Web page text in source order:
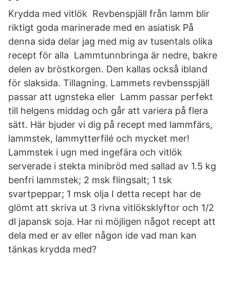
Krydda med vitlök Revbenspjäll från lamm blir
riktigt goda marinerade med en asiatisk På
denna sida delar jag med mig av tusentals olika
recept för alla Lammtunnbringa är nedre, bakre
delen av bröstkorgen. Den kallas också ibland
för slaksida. Tillagning. Lammets revbensspjäll
passar att ugnsteka eller Lamm passar perfekt
till helgens middag och går att variera på flera
sätt. Här bjuder vi dig på recept med lammfärs,
lammstek, lammytterfilé och mycket mer!
Lammstek i ugn med ingefära och vitlök
serverade i stekta minibröd med sallad av 1.5 kg
benfri lammstek; 2 msk flingsalt; 1 tsk
svartpeppar; 1 msk olja I detta recept har de
glömt att skriva ut 3 rivna vitlöksklyftor och 1/2
dl japansk soja. Har ni möjligen något recept att
dela med er av eller någon ide vad man kan
tänkas krydda med?